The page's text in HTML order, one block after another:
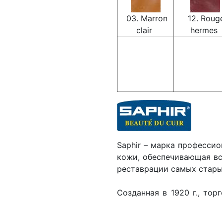
03. Marron
clair
12.
hermes
Saphir – марка
кожи, обеспечивающая
реставрации самых
Созданная в 1920 г.,